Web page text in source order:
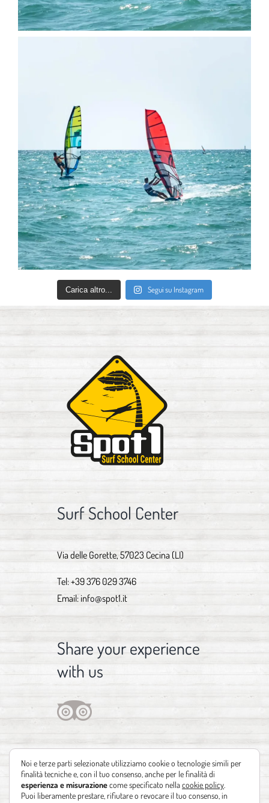
Carica altro... Segui su Instagram
Surf School Center
Via delle Gorette, 57023 Cecina (LI)
Tel:+39 376 029 3746
Email: info@spot1.it
Share your experience
with us
Noi e terze parti selezionate utilizziamo cookie o tecnologie simili per
finalità tecniche e, con il tuo consenso, anche per le finalità di
esperienza e misurazionecome specificato nellacookie policy
Puoi liberamente prestare, rifiutare o revocare il tuo consenso, in